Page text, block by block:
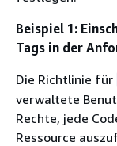
Beispiel 1:
Tags in der
Die Richtlinie für
verwaltete
Rechte, jede
Ressource